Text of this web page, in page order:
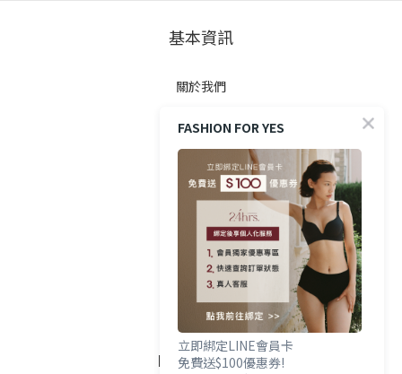
基本資訊
關於我們
顧客服務
防詐提醒
購買方式
政策與條款
FOLLOW US
FASHION FOR YES
立即綁定LINE會員卡
免費送$100優惠券!